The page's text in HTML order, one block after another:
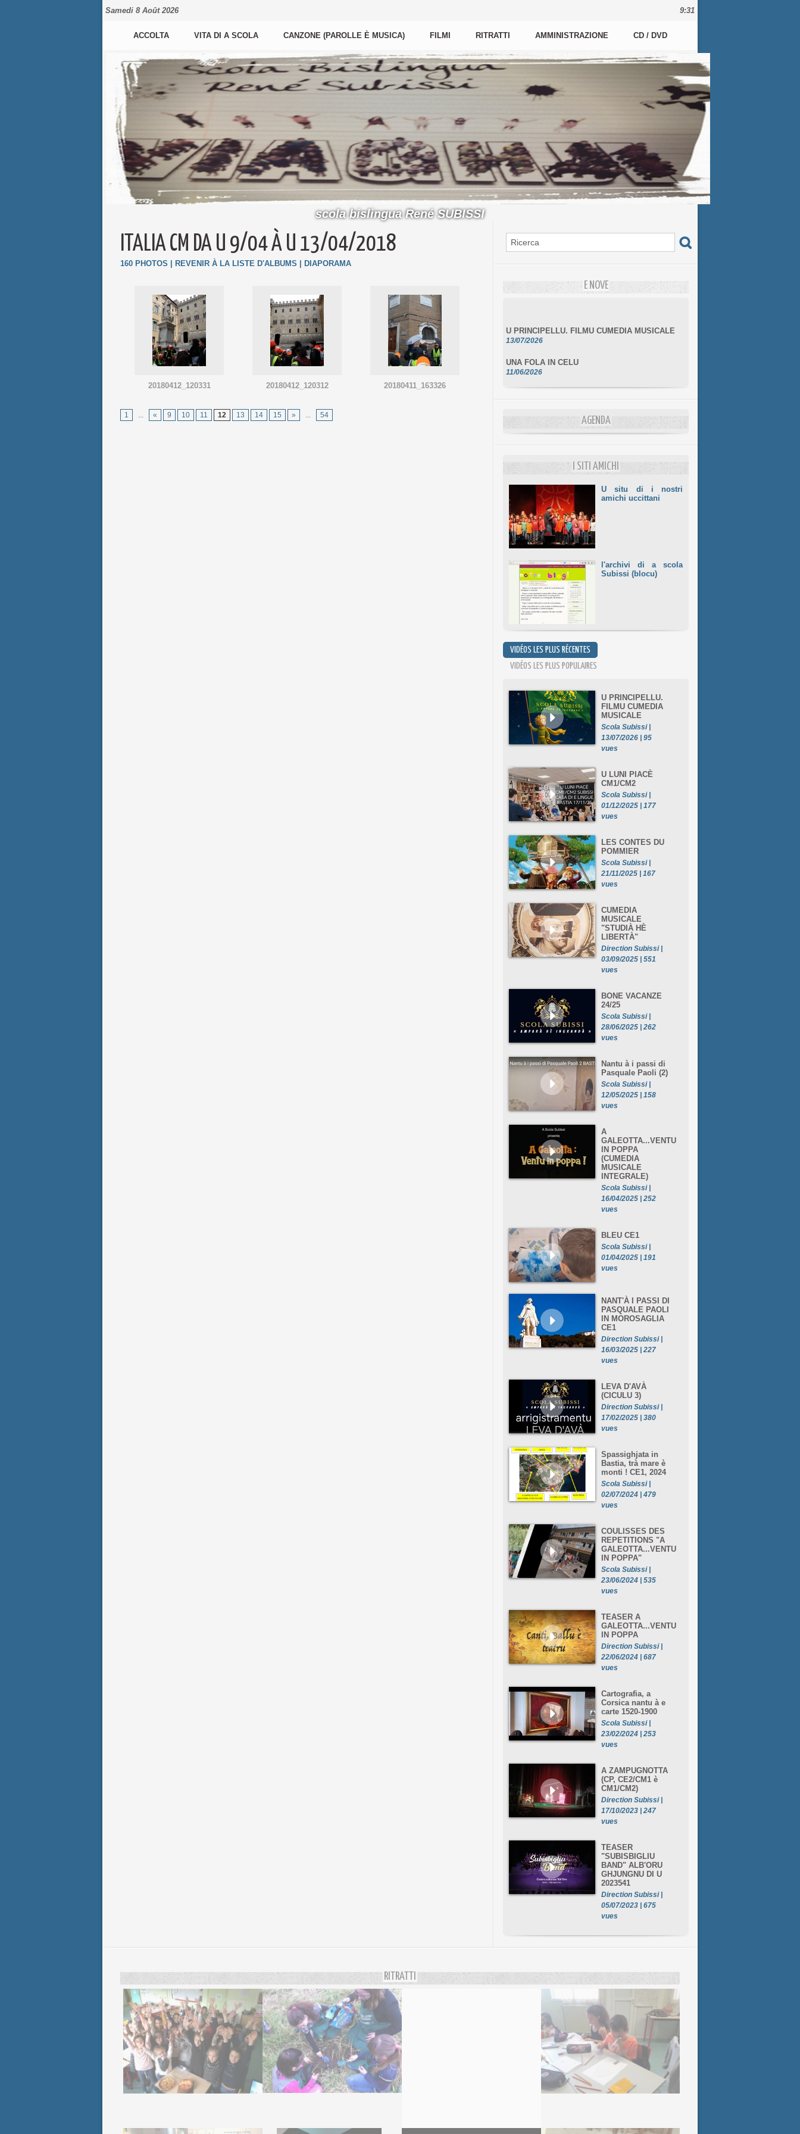
Samedi 8 Août 2026 9:31
ACCOLTA VITA DI A SCOLA CANZONE (PAROLLE È MUSICA) FILMI RITRATTI AMMINISTRAZIONE CD / DVD
scola bislingua René SUBISSI
ITALIA CM DA U 9/04 À U 13/04/2018
160 PHOTOS REVENIR À LA LISTE D'ALBUMS DIAPORAMA
20180412_120331 20180412_120312 20180411_163326
1 ... « 9 10 11 12 13 14 15 » ... 54
E NOVE
13/07/2026
11/06/2026
10/06/2026
10/06/2026
E STELLE DI BASTIA
AGENDA
I SITI AMICHI
U situ di i nostri
amichi uccittani
l'archivi di a scola
Subissi (blocu)
VIDÉOS LES PLUS RÉCENTES
VIDÉOS LES PLUS POPULAIRES
U PRINCIPELLU.
FILMU CUMEDIA
MUSICALE
Scola Subissi |
13/07/2026 | 95
vues
U LUNI PIACÈ
CM1/CM2
Scola Subissi |
01/12/2025 | 177
vues
LES CONTES DU
POMMIER
Scola Subissi |
21/11/2025 | 167
vues
CUMEDIA
MUSICALE
"STUDIÀ HÈ
LIBERTÀ"
Direction Subissi |
03/09/2025 | 551
vues
BONE VACANZE
24/25
Scola Subissi |
28/06/2025 | 262
vues
Nantu à i passi di
Pasquale Paoli (2)
Scola Subissi |
12/05/2025 | 158
vues
A
GALEOTTA...VENTU
IN POPPA
(CUMEDIA
MUSICALE
INTEGRALE)
Scola Subissi |
16/04/2025 | 252
vues
BLEU CE1
Scola Subissi |
01/04/2025 | 191
vues
NANT'À I PASSI DI
PASQUALE PAOLI
IN MOROSAGLIA
CE1
Direction Subissi |
16/03/2025 | 227
vues
LEVA D'AVÀ
(CICULU 3)
Direction Subissi |
17/02/2025 | 380
vues
Spassighjata in
Bastia, trà mare è
monti ! CE1, 2024
Scola Subissi |
02/07/2024 | 479
vues
COULISSES DES
REPETITIONS "A
GALEOTTA...VENTU
IN POPPA"
Scola Subissi |
23/06/2024 | 535
vues
TEASER A
GALEOTTA...VENTU
IN POPPA
Direction Subissi |
22/06/2024 | 687
vues
Cartografia, a
Corsica nantu à e
carte 1520-1900
Scola Subissi |
23/02/2024 | 253
vues
A ZAMPUGNOTTA
(CP, CE2/CM1 è
CM1/CM2)
Direction Subissi |
17/10/2023 | 247
vues
TEASER
"SUBISBIGLIU
BAND" ALB'ORU
GHJUNGNU DI U
2023541
Direction Subissi |
05/07/2023 | 675
vues
RITRATTI